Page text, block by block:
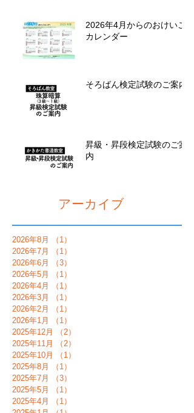
2026年4月からのおけいこ
カレンダー
そろばん検定試験のご案内
昇級・昇段検定試験のご案
内
アーカイブ
2026年8月 （1）
2026年7月
（1）
2026年6月
（3）
2026年5月
（1）
2026年4月
（1）
2026年3月
（1）
2026年2月
（1）
2026年1月
（1）
2025年12月
（2）
2025年11月
（2）
2025年10月
（1）
2025年8月
（1）
2025年7月
（3）
2025年5月
（1）
2025年4月
（1）